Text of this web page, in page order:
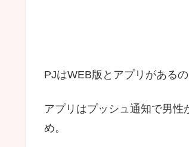
PJはWEB版とアプリがある
アプリはプッシュ通知で男
め。